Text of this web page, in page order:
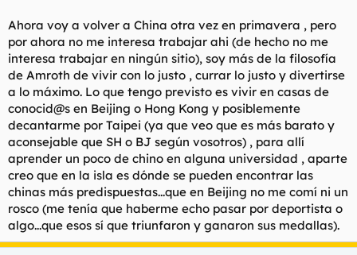
Ahora voy a volver a China otra vez en primavera , pero
por ahora no me interesa trabajar ahi (de hecho no me
interesa trabajar en ningún sitio), soy más de la filosofía
de Amroth de vivir con lo justo , currar lo justo y divertirse
a lo máximo. Lo que tengo previsto es vivir en casas de
conocid@s en Beijing o Hong Kong y posiblemente
decantarme por Taipei (ya que veo que es más barato y
aconsejable que SH o BJ según vosotros) , para allí
aprender un poco de chino en alguna universidad , aparte
creo que en la isla es dónde se pueden encontrar las
chinas más predispuestas...que en Beijing no me comí ni un
rosco (me tenía que haberme echo pasar por deportista o
algo...que esos sí que triunfaron y ganaron sus medallas).